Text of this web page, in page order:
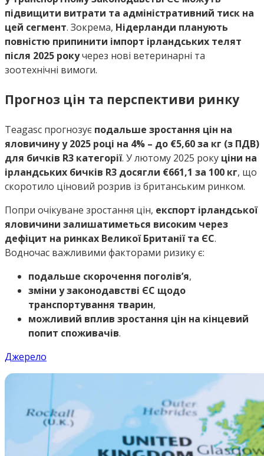
підвищити витрати та адміністративний тиск на
цей сегмент. Зокрема, Нідерланди планують
повністю припинити імпорт ірландських телят
після 2025 рокучерез нові ветеринарні та
зоотехнічні вимоги.
Прогноз цін та перспективи ринку
Teagasc прогнозує подальше зростання цін на
яловичину у 2025 році на 4% – до €5,60 за кг (з ПДВ)
для бичків R3 категорії. У лютому 2025 року ціни на
ірландських бичків R3 досягли €661,1 за 100 кг, що
скоротило ціновий розрив із британським ринком.
Попри очікуване зростання цін, експорт ірландської
яловичини залишатиметься високим через
дефіцит на ринках Великої Британії та ЄС.
Водночас важливими факторами ризику є:
подальше скорочення поголів’я,
зміни у законодавстві ЄС щодо
транспортування тварин,
можливий вплив зростання цін на кінцевий
попит споживачів.
Джерело